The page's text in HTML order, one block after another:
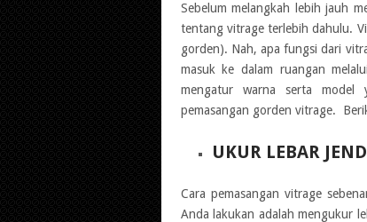
Sebelum melangkah lebih jauh
tentang vitrage terlebih dahulu.
gorden). Nah, apa fungsi dari
masuk ke dalam ruangan
mengatur warna serta model
pemasangan gorden vitrage.
UKUR LEBAR
Cara pemasangan vitrage
Anda lakukan adalah mengukur